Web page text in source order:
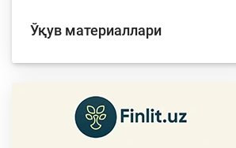
Ўқув материаллари